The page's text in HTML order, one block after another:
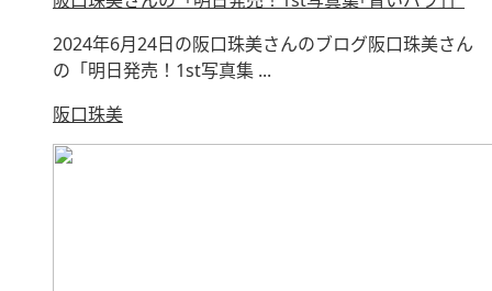
2024年6月24日の阪口珠美さんのブログ阪口珠美さん
の「明日発売！1st写真集 ...
阪口珠美